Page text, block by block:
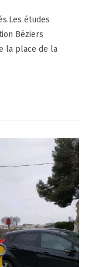
études
Béziers
la place de la